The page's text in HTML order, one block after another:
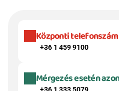
Központi telefonszám
+36 1 459 9100
Mérgezés esetén